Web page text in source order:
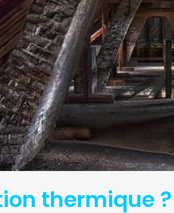
thermique ?